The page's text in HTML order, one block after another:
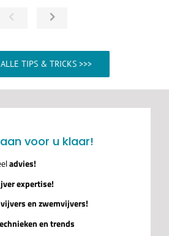
TIPS & TRICKS >>>
voor u klaar!
advies!
expertise!
en zwemvijvers!
en trends